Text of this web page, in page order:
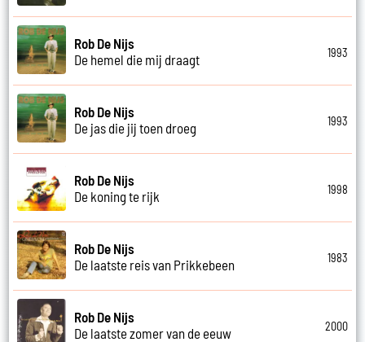
Rob De Nijs
De hemel die mij draagt
1993
Rob De Nijs
De jas die jij toen droeg
1993
Rob De Nijs
De koning te rijk
1998
Rob De Nijs
De laatste reis van Prikkebeen
1983
Rob De Nijs
De laatste zomer van de eeuw
2000